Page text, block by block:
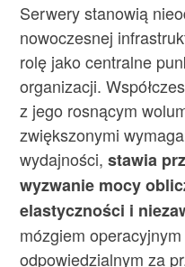
Serwery stanowią
nowoczesnej
rolę jako centralne
organizacji.
z jego rosnącym
zwiększonymi
wydajności,stawia
wyzwanie mocy
elastyczności i
mózgiem
odpowiedzialnym za